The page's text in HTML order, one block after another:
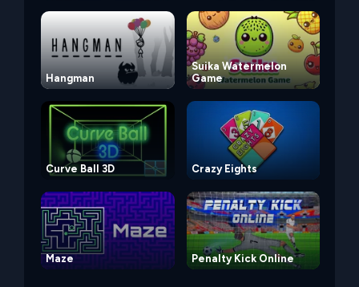
Hangman
Suika Watermelon
Game
Curve Ball 3D Crazy Eights
Maze Penalty Kick Online